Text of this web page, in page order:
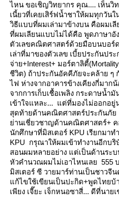
ไหน ขอเชิญวิทยากร คุณ.... เห็นวิ
เนี้ยวที่เคยเสิร์ฟน้ำชาให้ผมทุกวัน
วิธีแบบที่ผมเล่ามาข้างบน คือผมเ
ที่ผมเลียนแบบไม่ได้คือ พูดภาษาอั
ตัวเลขคณิตศาสตร์ด้วยมือบนบอร์
เล่าที่มาของตัวเลข เบี้ยประกันปร
จ่าย+Interest+ มอร์ตาลิตี้
ชีวิต) ถ้าประกันอัคคีภัยจะคล้าย ๆ
ไฟ ห่างจากอาคารข้างเคียงกี่มาก
จากการเก็บเชื้อเพลิง กระดาษน้ำ
เข้าใจแหละ... แต่ที่มองไม่ออกอยู่
สุดท้ายด้านคณิตศาสตร์ประกันภั
านเชี่ยวชาญด้านคณิตศาสตร์+ ค
นักศึกษาที่มิสเตอร์ KPU เรียกมาท
KPU กรุณาให้ผมเข้าทำงานอีกบ
สอนผมหลายอย่าง ต่เป็นด้านระบ
หัวคำนวณผมไม่เอาไหนเลย 555
มิสเตอร์ ซี วายมาร์ท่านเป็นชาว
ก้ไขใช้เขียนเป็นปะกิด+พูดไทยบ้
เพียง เจี๊ยะ เจ็กหนอซาสี่... ดีที่นาย